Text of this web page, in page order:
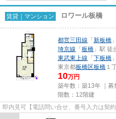
賃貸｜マンション ロワール板橋
都営三田線 「 新板橋
埼京線 「 板橋 」駅 徒
東武東上線 「 下板橋
東京都板橋区板橋 １
10万円
築年数：築13年 ｜募
階数：12階建
即内見可【電話問い合せ、番号入力は契